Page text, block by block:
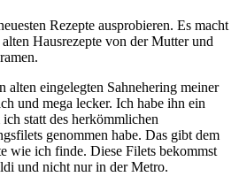
Rezepte ausprobieren. Es macht
Hausrezepte von der Mutter und
alten eingelegten Sahnehering meiner
und mega lecker. Ich habe ihn ein
statt des herkömmlichen
genommen habe. Das gibt dem
wie ich finde. Diese Filets bekommst
und nicht nur in der Metro.